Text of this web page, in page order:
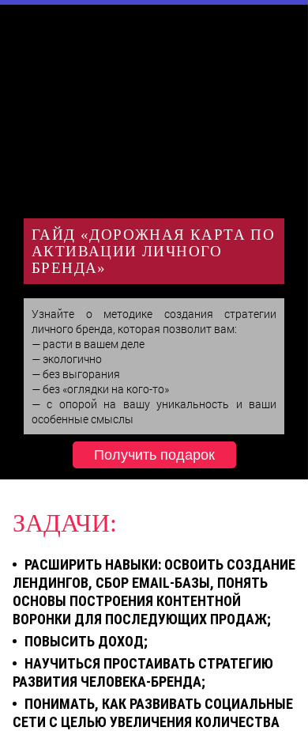
ГАЙД «ДОРОЖНАЯ КАРТА ПО
АКТИВАЦИИ ЛИЧНОГО
БРЕНДА»
Узнайте о методике создания стратегии
личного бренда, которая позволит вам:
— расти в вашем деле
— экологично
— без выгорания
— без «оглядки на кого-то»
— с опорой на вашу уникальность и ваши
особенные смыслы
Получить подарок
ЗАДАЧИ:
РАСШИРИТЬ НАВЫКИ: ОСВОИТЬ СОЗДАНИЕ
ЛЕНДИНГОВ, СБОР EMAIL-БАЗЫ, ПОНЯТЬ
ОСНОВЫ ПОСТРОЕНИЯ КОНТЕНТНОЙ
ВОРОНКИ ДЛЯ ПОСЛЕДУЮЩИХ ПРОДАЖ;
ПОВЫСИТЬ ДОХОД;
НАУЧИТЬСЯ ПРОСТАИВАТЬ СТРАТЕГИЮ
РАЗВИТИЯ ЧЕЛОВЕКА-БРЕНДА;
ПОНИМАТЬ, КАК РАЗВИВАТЬ СОЦИАЛЬНЫЕ
СЕТИ С ЦЕЛЬЮ УВЕЛИЧЕНИЯ КОЛИЧЕСТВА